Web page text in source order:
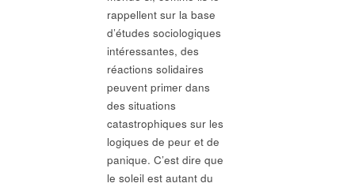
rappellent sur la base
d’études sociologiques
intéressantes, des
réactions solidaires
peuvent primer dans
des situations
catastrophiques sur les
logiques de peur et de
panique. C’est dire que
le soleil est autant du